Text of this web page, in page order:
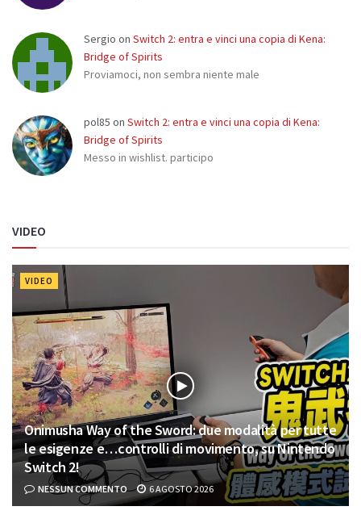
Sergio on Switch 2: entra e vinci una copia di Kena:
Bridge of Spirits
Proviamoci, non sembra niente male
pol85 on Switch 2: entra e vinci una copia di Kena:
Bridge of Spirits
Messo in wishlist. participo
VIDEO
VIDEO
Onimusha Way of the Sword: due modalità per tutte
le esigenze e…controlli di movimento, su Nintendo
Switch 2!
NESSUN COMMENTO 6 AGOSTO 2026